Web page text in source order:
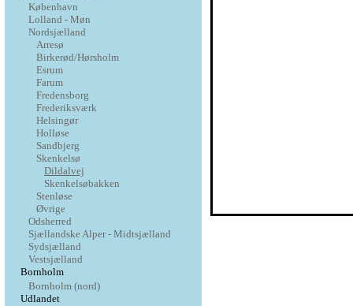
København
Lolland - Møn
Nordsjælland
Arresø
Birkerød/Hørsholm
Esrum
Farum
Fredensborg
Frederiksværk
Helsingør
Holløse
Sandbjerg
Skenkelsø
Dildalvej
Skenkelsøbakken
Stenløse
Øvrige
Odsherred
Sjællandske Alper - Midtsjælland
Sydsjælland
Vestsjælland
Bornholm
Bornholm (nord)
Udlandet